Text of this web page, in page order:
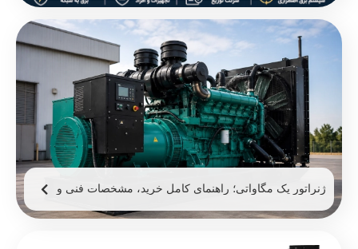
ژنراتور یک مگاواتی؛ راهنمای کامل خرید، مشخصات فنی و